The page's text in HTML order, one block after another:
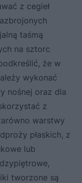
z cegieł
taśmą
na sztorc
że w
wykonać
nośnej oraz dla
z
warstwy
płaskich, z
lub
tworzone są